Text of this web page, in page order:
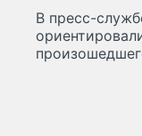
В пресс-